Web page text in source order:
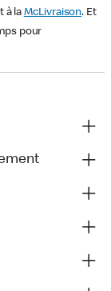
à la McLivraison. Et
pour